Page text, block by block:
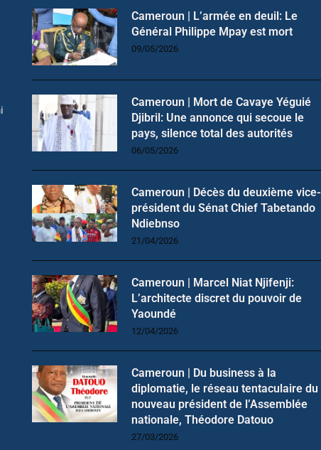
Cameroun | L’armée en deuil: Le
Général Philippe Mpay est mort
09/05/2026
Cameroun | Mort de Cavaye Yéguié
Djibril: Une annonce qui secoue le
pays, silence total des autorités
06/05/2026
Cameroun | Décès du deuxième vice-
président du Sénat Chief Tabetando
Ndiebnso
21/04/2026
Cameroun | Marcel Niat Njifenji:
L’architecte discret du pouvoir de
Yaoundé
12/04/2026
Cameroun | Du business à la
diplomatie, le réseau tentaculaire du
nouveau président de l’Assemblée
nationale, Théodore Datouo
27/03/2026